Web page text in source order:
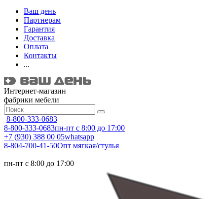
Ваш день
Партнерам
Гарантия
Доставка
Оплата
Контакты
...
Интернет-магазин
фабрики мебели
8-800-333-0683
8-800-333-0683пн-пт с 8:00 до 17:00
+7 (930) 388 00 05whatsapp
8-804-700-41-50Опт мягкая/стулья
пн-пт с 8:00 до 17:00